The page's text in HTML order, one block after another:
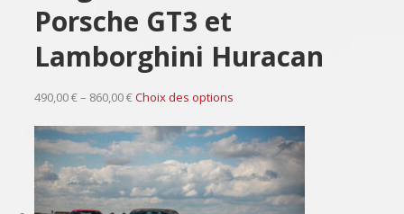
Porsche GT3 et
Lamborghini Huracan
490,00 € – 860,00 €Choix des options